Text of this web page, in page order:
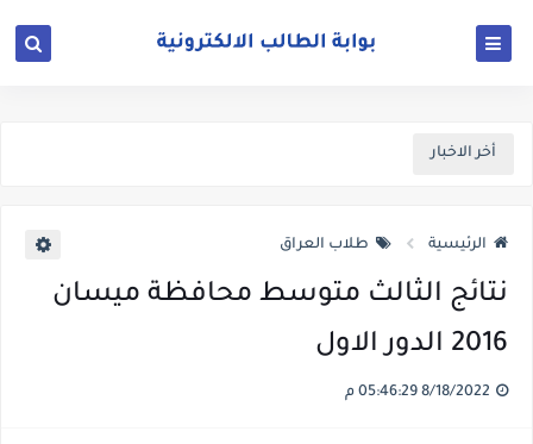
أخر الاخبار
الرئيسية طلاب العراق
نتائج الثالث متوسط محافظة ميسان
2016 الدور الاول